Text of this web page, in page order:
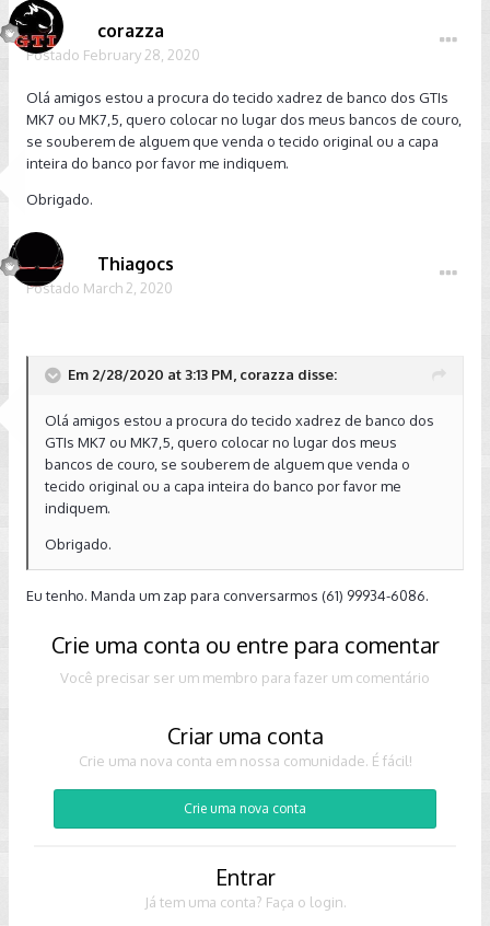
corazza
Postado February 28, 2020
Olá amigos estou a procura do tecido xadrez de banco dos GTIs
MK7 ou MK7,5, quero colocar no lugar dos meus bancos de couro,
se souberem de alguem que venda o tecido original ou a capa
inteira do banco por favor me indiquem.
Obrigado.
Thiagocs
Postado March 2, 2020
Em 2/28/2020 at 3:13 PM, corazza disse:
Olá amigos estou a procura do tecido xadrez de banco dos
GTIs MK7 ou MK7,5, quero colocar no lugar dos meus
bancos de couro, se souberem de alguem que venda o
tecido original ou a capa inteira do banco por favor me
indiquem.
Obrigado.
Eu tenho. Manda um zap para conversarmos (61) 99934-6086.
Crie uma conta ou entre para comentar
Você precisar ser um membro para fazer um comentário
Criar uma conta
Crie uma nova conta em nossa comunidade. É fácil!
Crie uma nova conta
Entrar
Já tem uma conta? Faça o login.